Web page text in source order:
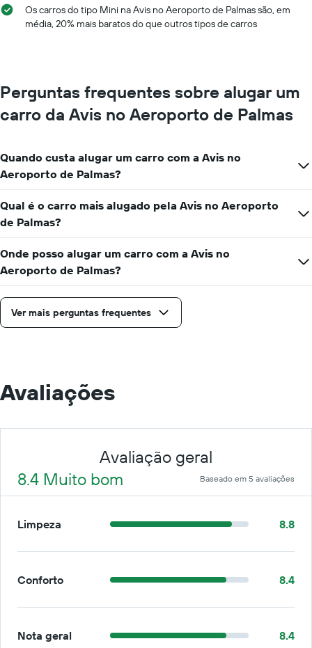
exibindo
os
gráfico
tem
1
exibindo
o
médio
de
aluguel
de
carro
um
Os carros do tipo Mini na Avis no Aeroporto de Palmas são, em
média, 20% mais baratos do que outros tipos de carros
Perguntas frequentes sobre alugar um
carro da Avis no Aeroporto de Palmas
Quando custa alugar um carro com a Avis no
Aeroporto de Palmas?
Qual é o carro mais alugado pela Avis no Aeroporto
de Palmas?
Onde posso alugar um carro com a Avis no
Aeroporto de Palmas?
Ver mais perguntas frequentes
Avaliações
Avaliação geral
8.4 Muito bom
Baseado em 5 avaliações
Limpeza 8.8
Conforto 8.4
Nota geral 8.4